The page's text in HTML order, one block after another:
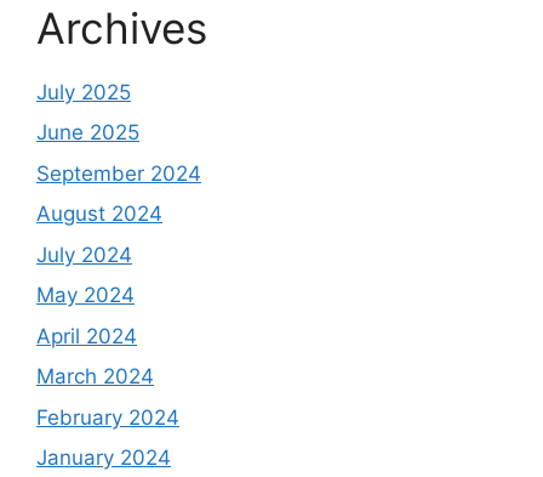
Archives
July 2025
June 2025
September 2024
August 2024
July 2024
May 2024
April 2024
March 2024
February 2024
January 2024